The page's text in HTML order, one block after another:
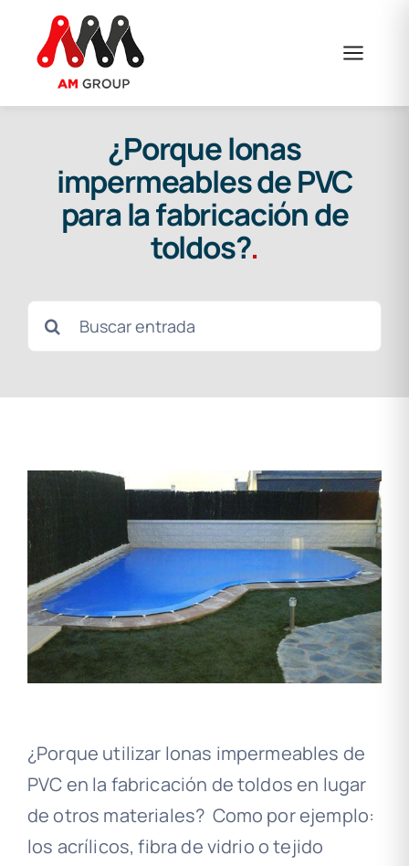
contenido
¿Porque lonas
impermeables de PVC
para la fabricación de
toldos?.
Buscar:
¿Porque utilizar lonas impermeables de
PVC en la fabricación de toldos en lugar
de otros materiales? Como por ejemplo:
los acrílicos, fibra de vidrio o tejido